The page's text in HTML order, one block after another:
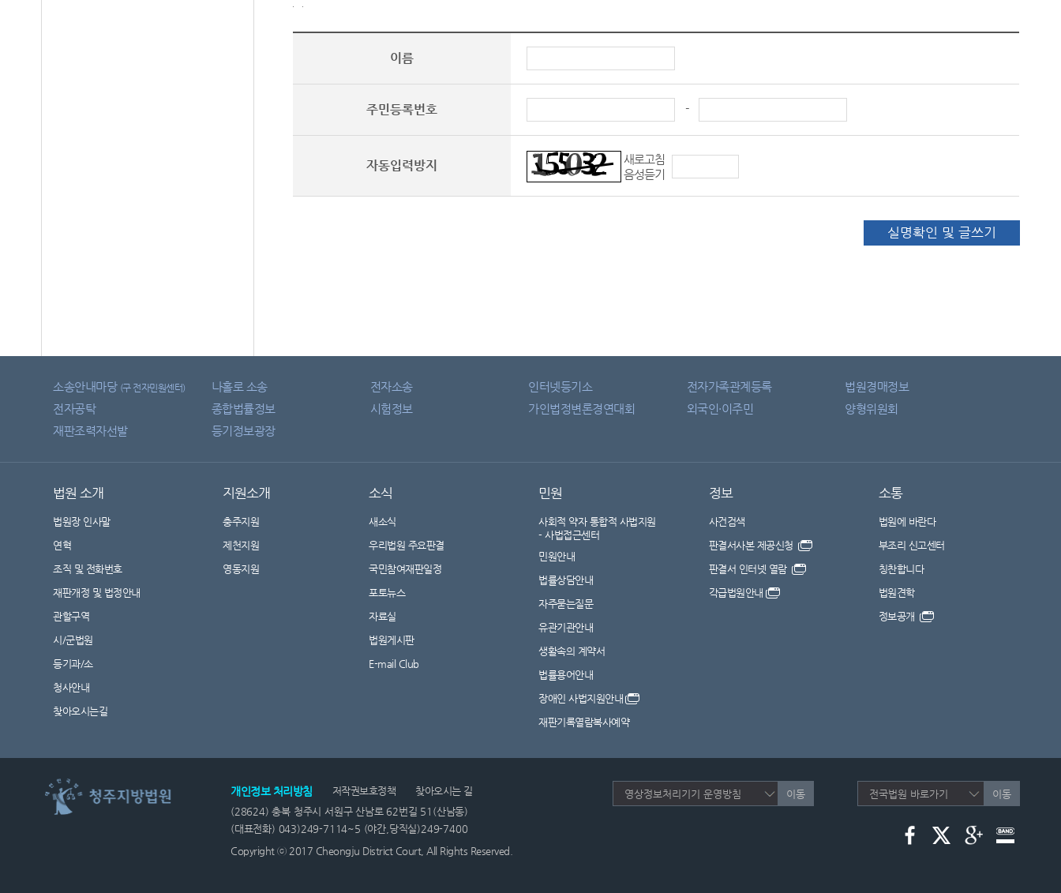
이름
주민등록번호 -
자동입력방지
새로고침
음성듣기
실명확인 및 글쓰기
소송안내마당 (구 전자민원센터) 나홀로 소송 전자소송 인터넷등기소 전자가족관계등록
법원경매정보
전자공탁
종합법률정보 시험정보 가인법정변론경연대회 외국인·이주민
양형위원회
재판조력자선발
등기정보광장
법원 소개
법원장 인사말
연혁
조직 및 전화번호
재판개정 및 법정안내
관할구역
시/군법원
등기과/소
청사안내
찾아오시는길
지원소개
충주지원
제천지원
영동지원
소식
새소식
우리법원 주요판결
국민참여재판일정
포토뉴스
자료실
법원게시판
E-mail Club
민원
사회적 약자 통합적 사법지원
- 사법접근센터
민원안내
법률상담안내
자주묻는질문
유관기관안내
생활속의 계약서
법률용어안내
장애인 사법지원안내
재판기록열람복사예약
정보
사건검색
판결서사본 제공신청
판결서 인터넷 열람
각급법원안내
소통
법원에 바란다
부조리 신고센터
칭찬합니다
법원견학
정보공개
개인정보 처리방침 저작권보호정책
찾아오시는 길
(28624) 충북 청주시 서원구 산남로 62번길 51(산남동)
(대표전화) 043)249-7114~5 (야간,당직실)249-7400
Copyright ⓒ 2017 Cheongju District Court, All Rights Reserved.